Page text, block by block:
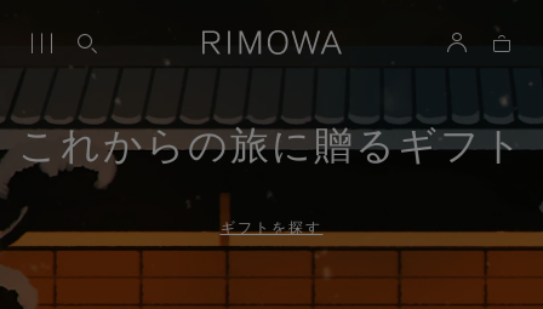
これからの旅に贈るギフト
ギフトを探す